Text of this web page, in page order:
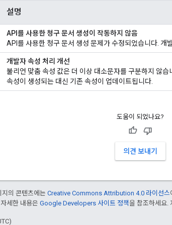
설명
API를 사용한 청구 문서 생성이 작동하지 않음
API를 사용한 청구 문서 생성 문제가 수정되었습니다. 개
개발자 속성 처리 개선
불리언 맞춤 속성 값은 더 이상 대소문자를 구분하지 않
속성이 생성되는 대신 기존 속성이 업데이트됩니다.
도움이 되었나요?
의견 보내기
의 콘텐츠에는 Creative Commons Attribution 4.0 라이선스
세한 내용은 Google Developers 사이트 정책을 참조하세요.